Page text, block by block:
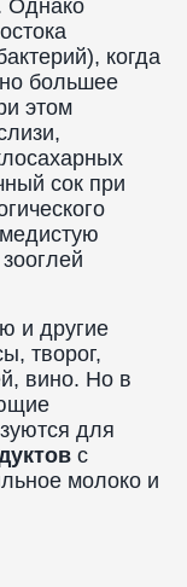
Однако
когда
большее
этом
сок при
и другие
творог,
вино. Но в
для
с
молоко и